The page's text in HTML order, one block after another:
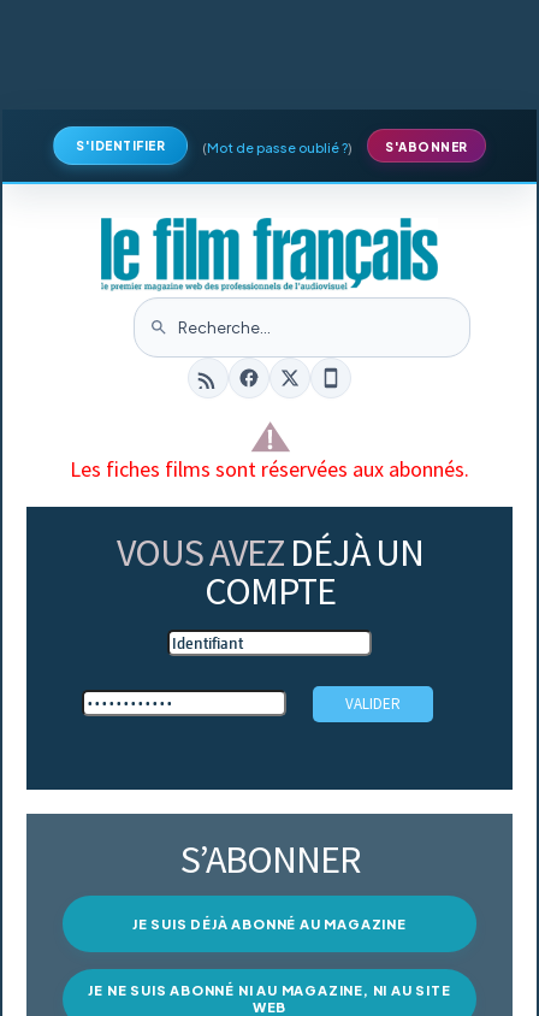
S'IDENTIFIER (Mot de passe oublié ?) S'ABONNER
Les fiches films sont réservées aux abonnés.
VOUS AVEZ DÉJÀ UN
COMPTE
S’ABONNER
JE SUIS DÉJÀ ABONNÉ AU MAGAZINE
JE NE SUIS ABONNÉ NI AU MAGAZINE, NI AU SITE
WEB